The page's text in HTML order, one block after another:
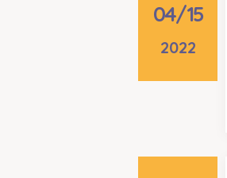
04/15
2022